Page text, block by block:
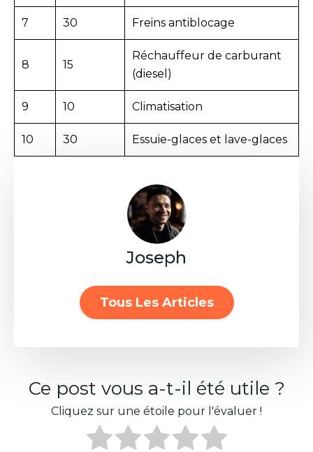
7 30 Freins antiblocage
8 15
Réchauffeur de carburant
(diesel)
9 10 Climatisation
10 30 Essuie-glaces et lave-glaces
Joseph
Tous Les Articles
Ce post vous a-t-il été utile ?
Cliquez sur une étoile pour l'évaluer !